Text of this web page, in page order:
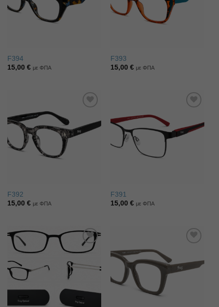
F394
15,00 € με ΦΠΑ
F393
15,00€ με ΦΠΑ
στην λίστα
επιθυμιών
F392
15,00 € με ΦΠΑ
επιθυμιών
F391
15,00€ με ΦΠΑ
Πρόσθήκη
επιθυμιών
επιθυμιών